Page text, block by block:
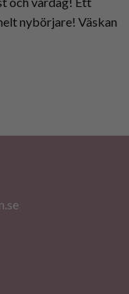
nybörjare! Väskan